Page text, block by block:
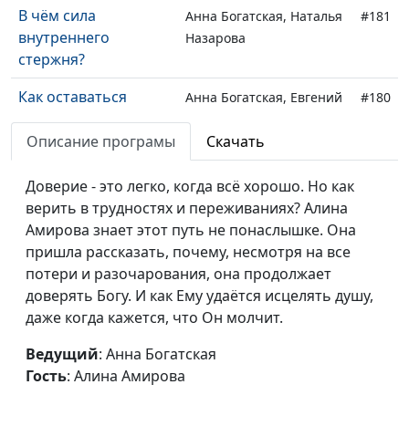
В чём сила
внутреннего
стержня?
Анна Богатская, Наталья
Назарова
#181
Как оставаться
христианином, если
родители против.
Анна Богатская, Евгений
Перешивкин,
священнослужитель
#180
Как я стал
верующим
человеком
Анна Ронжина, Роман
Савенко,
Как я создал курс
«Второй шанс для
Библии»
Анна Ронжина, Роман
Савенко,
священнослужитель,
Описание програмы Скачать
Доверие - это легко, когда всё хорошо. Но как
верить в трудностях и переживаниях? Алина
Амирова знает этот путь не понаслышке. Она
пришла рассказать, почему, несмотря на все
потери и разочарования, она продолжает
доверять Богу. И как Ему удаётся исцелять душу,
даже когда кажется, что Он молчит.
Ведущий: Анна Богатская
Гость: Алина Амирова